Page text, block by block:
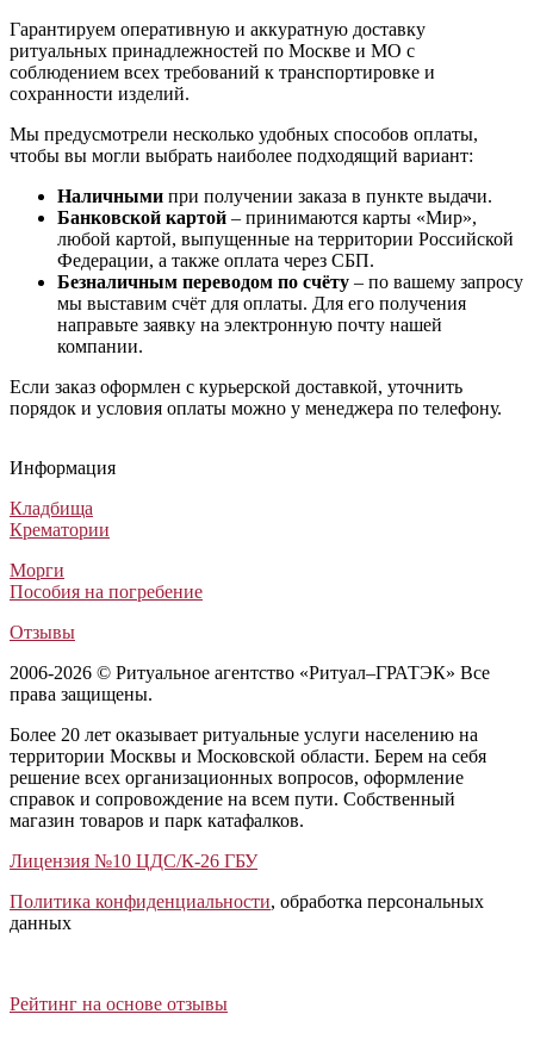
Гарантируем оперативную и аккуратную доставку
ритуальных принадлежностей по Москве и МО с
соблюдением всех требований к транспортировке и
сохранности изделий.
Мы предусмотрели несколько удобных способов оплаты,
чтобы вы могли выбрать наиболее подходящий вариант:
Наличными при получении заказа в пункте выдачи.
Банковской картой – принимаются карты «Мир»,
любой картой, выпущенные на территории Российской
Федерации, а также оплата через СБП.
Безналичным переводом по счёту – по вашему запросу
мы выставим счёт для оплаты. Для его получения
направьте заявку на электронную почту нашей
компании.
Если заказ оформлен с курьерской доставкой, уточнить
порядок и условия оплаты можно у менеджера по телефону.
Венки из искусственных цветов
Венки из искусственных цветов
Венки из искусственных цветов
Венки из живых цветов
Информация
Кладбища
Крематории
Морги
Пособия на погребение
Отзывы
2006-2026 © Ритуальное агентство «Ритуал–ГРАТЭК» Все
права защищены.
Более 20 лет оказывает ритуальные услуги населению на
территории Москвы и Московской области. Берем на себя
решение всех организационных вопросов, оформление
справок и сопровождение на всем пути. Собственный
магазин товаров и парк катафалков.
Лицензия №10 ЦДС/К-26 ГБУ
Политика конфиденциальности, обработка персональных
данных
Рейтинг на основе отзывы